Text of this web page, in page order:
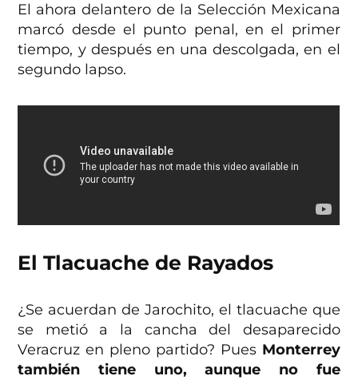
El ahora delantero de la Selección Mexicana
marcó desde el punto penal, en el primer
tiempo, y después en una descolgada, en el
segundo lapso.
El Tlacuache de Rayados
¿Se acuerdan de Jarochito, el tlacuache que
se metió a la cancha del desaparecido
Veracruz en pleno partido? Pues Monterrey
también tiene uno, aunque no fue